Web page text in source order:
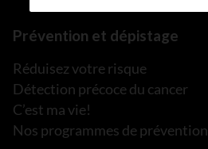
Prévention et dépistage
Réduisez votre risque
Détection précoce du cancer
C’est ma vie!
Nos programmes de prévention